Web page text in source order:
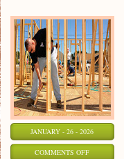
JANUARY - 26 - 2026
COMMENTS OFFON